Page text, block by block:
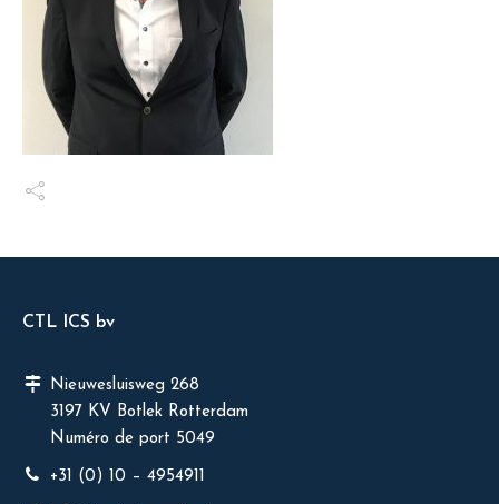
CTL ICS bv
Nieuwesluisweg 268
3197 KV Botlek Rotterdam
Numéro de port 5049
+31 (0) 10 – 4954911